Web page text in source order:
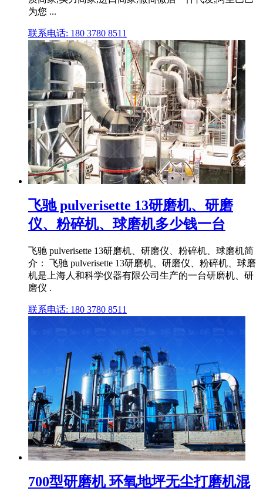
为您 ...
联系电话: 180 3780 8511
飞驰 pulverisette 13研磨机、研磨
仪、粉碎机、球磨机多少钱一台
飞驰 pulverisette 13研磨机、研磨仪、粉碎机、球磨机简
介： 飞驰 pulverisette 13研磨机、研磨仪、粉碎机、球磨
机是上海人和科学仪器有限公司生产的一台研磨机、研
磨仪 .
联系电话: 180 3780 8511
700型研磨机 环氧地坪无尘打磨机混